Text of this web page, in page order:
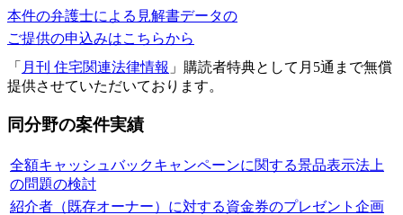
本件の弁護士による見解書データの
ご提供の申込みはこちらから
「 月刊 住宅関連法律情報 」購読者特典として月5通まで無償
提供させていただいております。
同分野の案件実績
全額キャッシュバックキャンペーンに関する景品表示法上
の問題の検討
紹介者（既存オーナー）に対する資金券のプレゼント企画